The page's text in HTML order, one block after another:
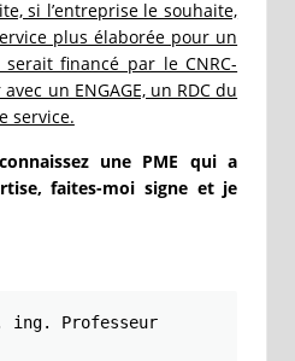
si l’entreprise le souhaite,
plus élaborée pour un
financé par le CNRC-
un ENGAGE, un RDC du
service.
une PME qui a
faites-moi signe et je
ing. Professeur